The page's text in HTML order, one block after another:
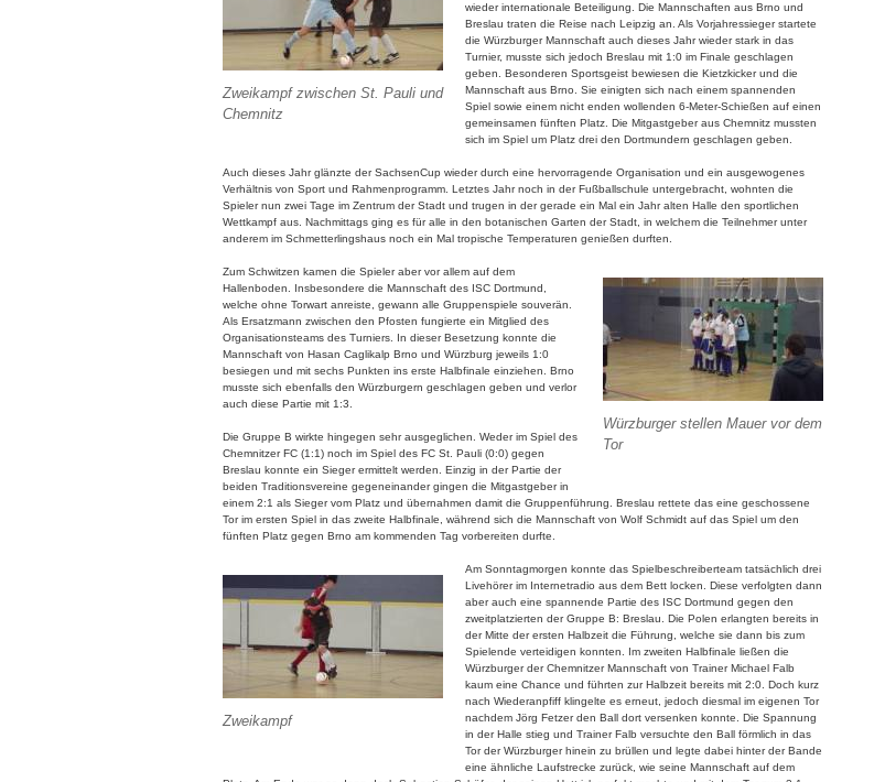
Zweikampf zwischen St. Pauli und
Chemnitz
wieder internationale Beteiligung. Die Mannschaften aus Brno und
Breslau traten die Reise nach Leipzig an. Als Vorjahressieger startete
die Würzburger Mannschaft auch dieses Jahr wieder stark in das
Turnier, musste sich jedoch Breslau mit 1:0 im Finale geschlagen
geben. Besonderen Sportsgeist bewiesen die Kietzkicker und die
Mannschaft aus Brno. Sie einigten sich nach einem spannenden
Spiel sowie einem nicht enden wollenden 6-Meter-Schießen auf einen
gemeinsamen fünften Platz. Die Mitgastgeber aus Chemnitz mussten
sich im Spiel um Platz drei den Dortmundern geschlagen geben.
Auch dieses Jahr glänzte der SachsenCup wieder durch eine hervorragende Organisation und ein ausgewogenes
Verhältnis von Sport und Rahmenprogramm. Letztes Jahr noch in der Fußballschule untergebracht, wohnten die
Spieler nun zwei Tage im Zentrum der Stadt und trugen in der gerade ein Mal ein Jahr alten Halle den sportlichen
Wettkampf aus. Nachmittags ging es für alle in den botanischen Garten der Stadt, in welchem die Teilnehmer unter
anderem im Schmetterlingshaus noch ein Mal tropische Temperaturen genießen durften.
Würzburger stellen Mauer vor dem
Tor
Zum Schwitzen kamen die Spieler aber vor allem auf dem
Hallenboden. Insbesondere die Mannschaft des ISC Dortmund,
welche ohne Torwart anreiste, gewann alle Gruppenspiele souverän.
Als Ersatzmann zwischen den Pfosten fungierte ein Mitglied des
Organisationsteams des Turniers. In dieser Besetzung konnte die
Mannschaft von Hasan Caglikalp Brno und Würzburg jeweils 1:0
besiegen und mit sechs Punkten ins erste Halbfinale einziehen. Brno
musste sich ebenfalls den Würzburgern geschlagen geben und verlor
auch diese Partie mit 1:3.
Die Gruppe B wirkte hingegen sehr ausgeglichen. Weder im Spiel des
Chemnitzer FC (1:1) noch im Spiel des FC St. Pauli (0:0) gegen
Breslau konnte ein Sieger ermittelt werden. Einzig in der Partie der
beiden Traditionsvereine gegeneinander gingen die Mitgastgeber in
einem 2:1 als Sieger vom Platz und übernahmen damit die Gruppenführung. Breslau rettete das eine geschossene
Tor im ersten Spiel in das zweite Halbfinale, während sich die Mannschaft von Wolf Schmidt auf das Spiel um den
fünften Platz gegen Brno am kommenden Tag vorbereiten durfte.
Zweikampf
Am Sonntagmorgen konnte das Spielbeschreiberteam tatsächlich drei
Livehörer im Internetradio aus dem Bett locken. Diese verfolgten dann
aber auch eine spannende Partie des ISC Dortmund gegen den
zweitplatzierten der Gruppe B: Breslau. Die Polen erlangten bereits in
der Mitte der ersten Halbzeit die Führung, welche sie dann bis zum
Spielende verteidigen konnten. Im zweiten Halbfinale ließen die
Würzburger der Chemnitzer Mannschaft von Trainer Michael Falb
kaum eine Chance und führten zur Halbzeit bereits mit 2:0. Doch kurz
nach Wiederanpfiff klingelte es erneut, jedoch diesmal im eigenen Tor
nachdem Jörg Fetzer den Ball dort versenken konnte. Die Spannung
in der Halle stieg und Trainer Falb versuchte den Ball förmlich in das
Tor der Würzburger hinein zu brüllen und legte dabei hinter der Bande
eine ähnliche Laufstrecke zurück, wie seine Mannschaft auf dem